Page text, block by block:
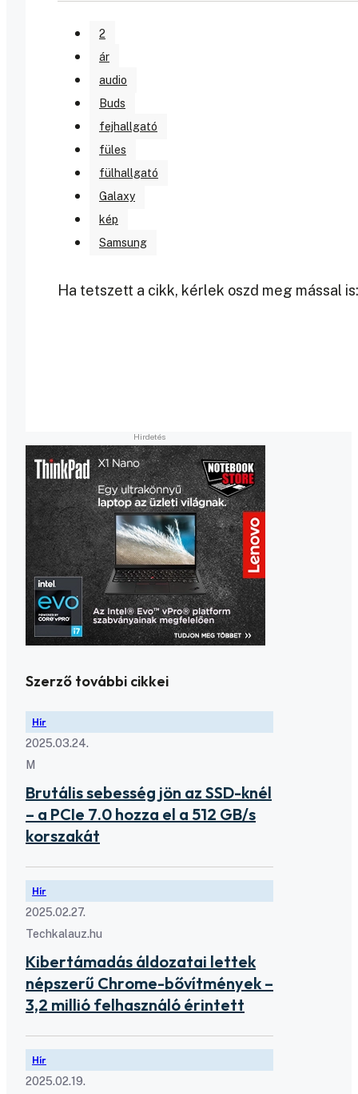
2
ár
audio
Buds
fejhallgató
füles
fülhallgató
Galaxy
kép
Samsung
Ha tetszett a cikk, kérlek oszd meg mással is:
Szerző további cikkei
Hír
2025.03.24.
M
Brutális sebesség jön az SSD-knél
– a PCIe 7.0 hozza el a 512 GB/s
korszakát
Hír
2025.02.27.
Techkalauz.hu
Kibertámadás áldozatai lettek
népszerű Chrome-bővítmények –
3,2 millió felhasználó érintett
Hír
2025.02.19.